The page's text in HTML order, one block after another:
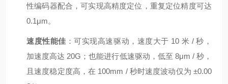
性编码器配合，可实现高精度定位，重复定位精度可达
0.1μm。
速度性能佳 ：可实现高速驱动，速度大于 10 米 / 秒，
加速度高达 20G；也能进行低速驱动，低至 8μm / 秒，
且速度稳定度高，在 100mm / 秒时速度波动仅为 ±0.00